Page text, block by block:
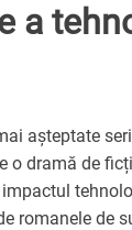
a
așteptate
o dramă de
romanele de